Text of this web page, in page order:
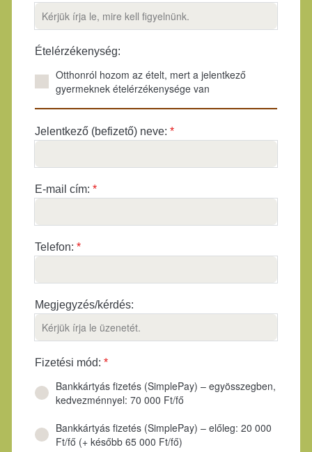
Ételérzékenység:
Otthonról hozom az ételt, mert a jelentkező
gyermeknek ételérzékenysége van
Jelentkező (befizető) neve: *
E-mail cím: *
Telefon: *
Megjegyzés/kérdés:
Fizetési mód: *
Bankkártyás fizetés (SimplePay) – egyösszegben,
kedvezménnyel: 70 000 Ft/fő
Bankkártyás fizetés (SimplePay) – előleg: 20 000
Ft/fő (+ később 65 000 Ft/fő)